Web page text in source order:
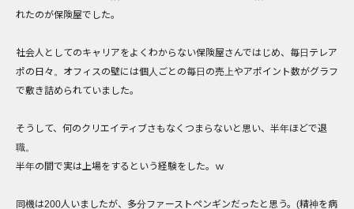
れたのが保険屋でした。
社会人としてのキャリアをよくわからない保険屋さんではじめ、毎日テレア
ポの日々。オフィスの壁には個人ごとの毎日の売上やアポイント数がグラフ
で敷き詰められていました。
そうして、何のクリエイティブさもなくつまらないと思い、半年ほどで退
職。
半年の間で実は上場をするという経験をした。ｗ
同機は200人いましたが、多分ファーストペンギンだったと思う。(精神を病